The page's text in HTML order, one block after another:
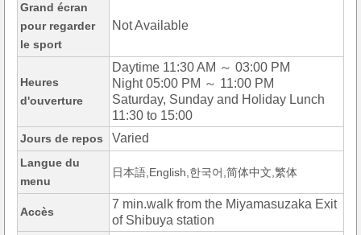
Grand écran
pour regarder
le sport
Not Available
Heures
d'ouverture
Daytime 11:30 AM ～ 03:00 PM
Night 05:00 PM ～ 11:00 PM
Saturday, Sunday and Holiday Lunch
11:30 to 15:00
Jours de repos Varied
Langue du
menu
日本語,English,한국어,简体中文,繁体
Accès
7 min.walk from the Miyamasuzaka Exit
of Shibuya station